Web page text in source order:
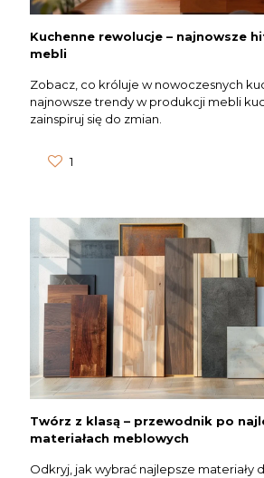
Kuchenne rewolucje – najnowsze
mebli
Zobacz, co króluje w nowoczesnych
najnowsze trendy w produkcji mebli
zainspiruj się do zmian.
1
Twórz z klasą – przewodnik po
materiałach meblowych
Odkryj, jak wybrać najlepsze materiały